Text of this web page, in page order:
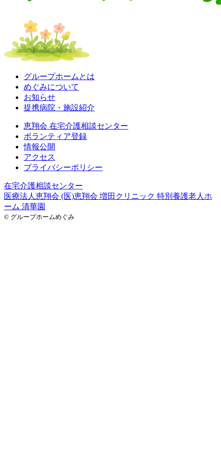
グループホームとは
めぐみについて
お知らせ
提携病院・施設紹介
恵翔会 在宅介護相談センター
ボランティア登録
情報公開
アクセス
プライバシーポリシー
在宅介護相談センター
医療法人恵翔会 (医)恵翔会 増田クリニック 特別養護老人ホ
ーム 清華園
© グループホームめぐみ